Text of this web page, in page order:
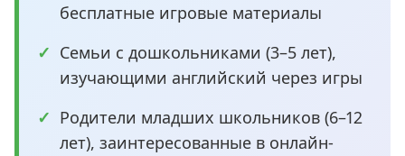
бесплатные игровые материалы
Семьи с дошкольниками (3–5 лет),
изучающими английский через игры
Родители младших школьников (6–12
лет), заинтересованные в онлайн-